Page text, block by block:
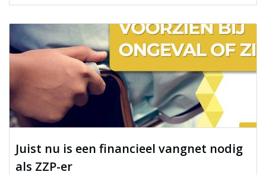
Juist nu is een financieel vangnet nodig
als ZZP-er